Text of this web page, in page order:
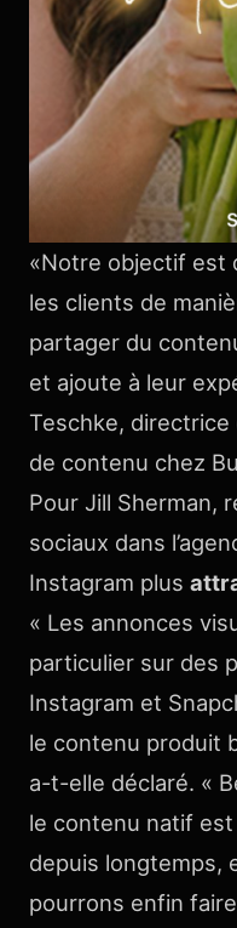
«Notre objectif est
les clients de
partager du
et ajoute à leur
Teschke,
de contenu chez
Pour Jill Sherman,
sociaux dans
Instagram plus
« Les annonces
particulier sur des
Instagram et
le contenu produit
a-t-elle déclaré. «
le contenu natif
depuis longtemps,
pourrons enfin